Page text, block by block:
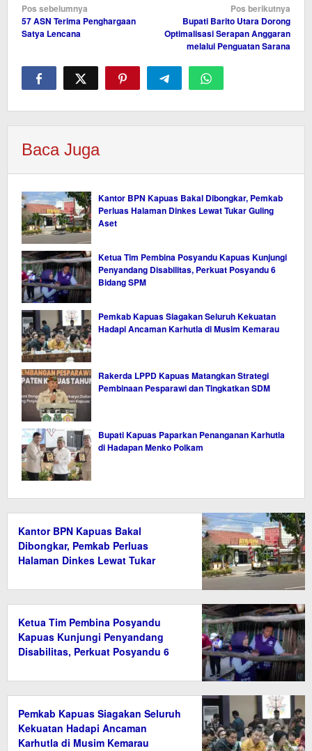
Navigasi
pos
Pos sebelumnya
57 ASN Terima Penghargaan
Satya Lencana
Pos berikutnya
Bupati Barito Utara Dorong
Optimalisasi Serapan Anggaran
melalui Penguatan Sarana
Baca Juga
Kantor BPN Kapuas Bakal Dibongkar, Pemkab
Perluas Halaman Dinkes Lewat Tukar Guling
Aset
Ketua Tim Pembina Posyandu Kapuas Kunjungi
Penyandang Disabilitas, Perkuat Posyandu 6
Bidang SPM
Pemkab Kapuas Siagakan Seluruh Kekuatan
Hadapi Ancaman Karhutla di Musim Kemarau
Rakerda LPPD Kapuas Matangkan Strategi
Pembinaan Pesparawi dan Tingkatkan SDM
Bupati Kapuas Paparkan Penanganan Karhutla
di Hadapan Menko Polkam
Kantor BPN Kapuas Bakal
Dibongkar, Pemkab Perluas
Halaman Dinkes Lewat Tukar
Ketua Tim Pembina Posyandu
Kapuas Kunjungi Penyandang
Disabilitas, Perkuat Posyandu 6
Pemkab Kapuas Siagakan Seluruh
Kekuatan Hadapi Ancaman
Karhutla di Musim Kemarau